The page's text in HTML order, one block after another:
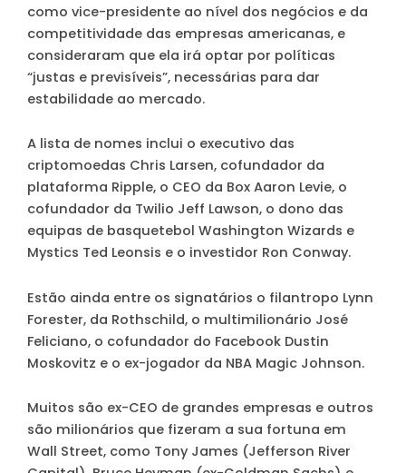
como vice-presidente ao nível dos negócios e da
competitividade das empresas americanas, e
consideraram que ela irá optar por políticas
“justas e previsíveis”, necessárias para dar
estabilidade ao mercado.
A lista de nomes inclui o executivo das
criptomoedas Chris Larsen, cofundador da
plataforma Ripple, o CEO da Box Aaron Levie, o
cofundador da Twilio Jeff Lawson, o dono das
equipas de basquetebol Washington Wizards e
Mystics Ted Leonsis e o investidor Ron Conway.
Estão ainda entre os signatários o filantropo Lynn
Forester, da Rothschild, o multimilionário José
Feliciano, o cofundador do Facebook Dustin
Moskovitz e o ex-jogador da NBA Magic Johnson.
Muitos são ex-CEO de grandes empresas e outros
são milionários que fizeram a sua fortuna em
Wall Street, como Tony James (Jefferson River